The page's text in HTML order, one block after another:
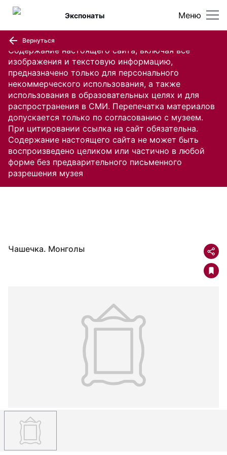
Содержание настоящего сайта, включая все
изображения и текстовую информацию,
предназначено только для персонального
некоммерческого использования, а также
использования в образовательных целях и для
распространения в СМИ. Перепечатка материалов
допускается только по согласованию с музеем.
При цитировании ссылка на сайт обязательна.
Содержание настоящего сайта не может быть
воспроизведено целиком или частично в любой
форме без предварительного письменного
разрешения музея
Меню
Экспонаты
Вернуться
Чашечка. Монголы